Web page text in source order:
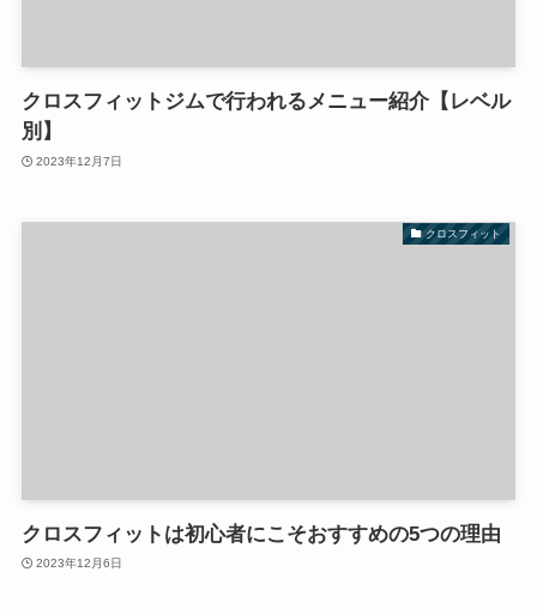
クロスフィットジムで行われるメニュー紹介【レベル
別】
2023年12月7日
クロスフィット
クロスフィットは初心者にこそおすすめの5つの理由
2023年12月6日